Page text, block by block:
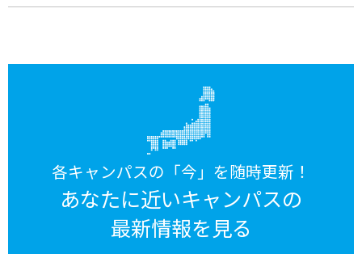
各キャンパスの「今」を随時更新！
あなたに近いキャンパスの
最新情報を見る